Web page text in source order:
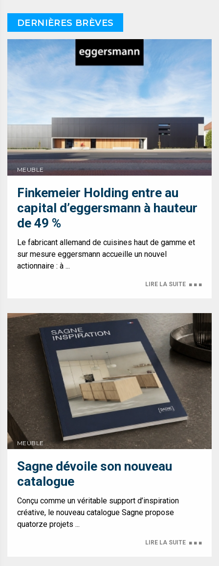
DERNIÈRES BRÈVES
MEUBLE
Finkemeier Holding entre au
capital d’eggersmann à hauteur
de 49 %
Le fabricant allemand de cuisines haut de gamme et
sur mesure eggersmann accueille un nouvel
actionnaire : à ...
LIRE LA SUITE ■ ■ ■
MEUBLE
Sagne dévoile son nouveau
catalogue
Conçu comme un véritable support d’inspiration
créative, le nouveau catalogue Sagne propose
quatorze projets ...
LIRE LA SUITE ■ ■ ■